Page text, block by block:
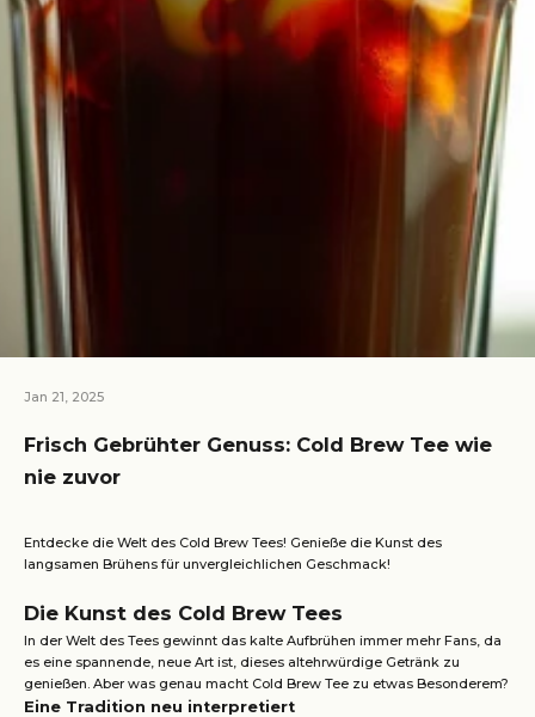
Jan 21, 2025
Frisch Gebrühter Genuss: Cold Brew Tee wie
nie zuvor
Entdecke die Welt des Cold Brew Tees! Genieße die Kunst des
langsamen Brühens für unvergleichlichen Geschmack!
Die Kunst des Cold Brew Tees
In der Welt des Tees gewinnt das kalte Aufbrühen immer mehr Fans, da
es eine spannende, neue Art ist, dieses altehrwürdige Getränk zu
genießen. Aber was genau macht Cold Brew Tee zu etwas Besonderem?
Eine Tradition neu interpretiert